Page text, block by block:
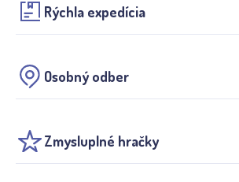
Rýchla expedícia
Osobný odber
Zmysluplné hračky